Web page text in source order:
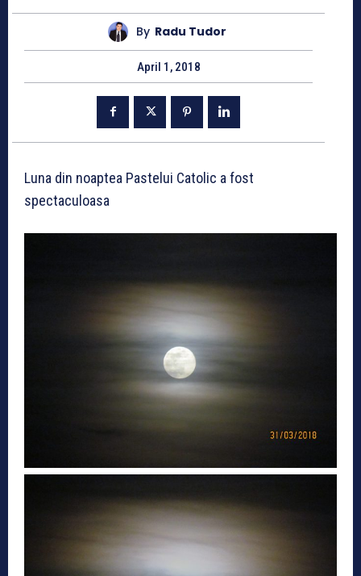
By Radu Tudor
April 1, 2018
Luna din noaptea Pastelui Catolic a fost
spectaculoasa